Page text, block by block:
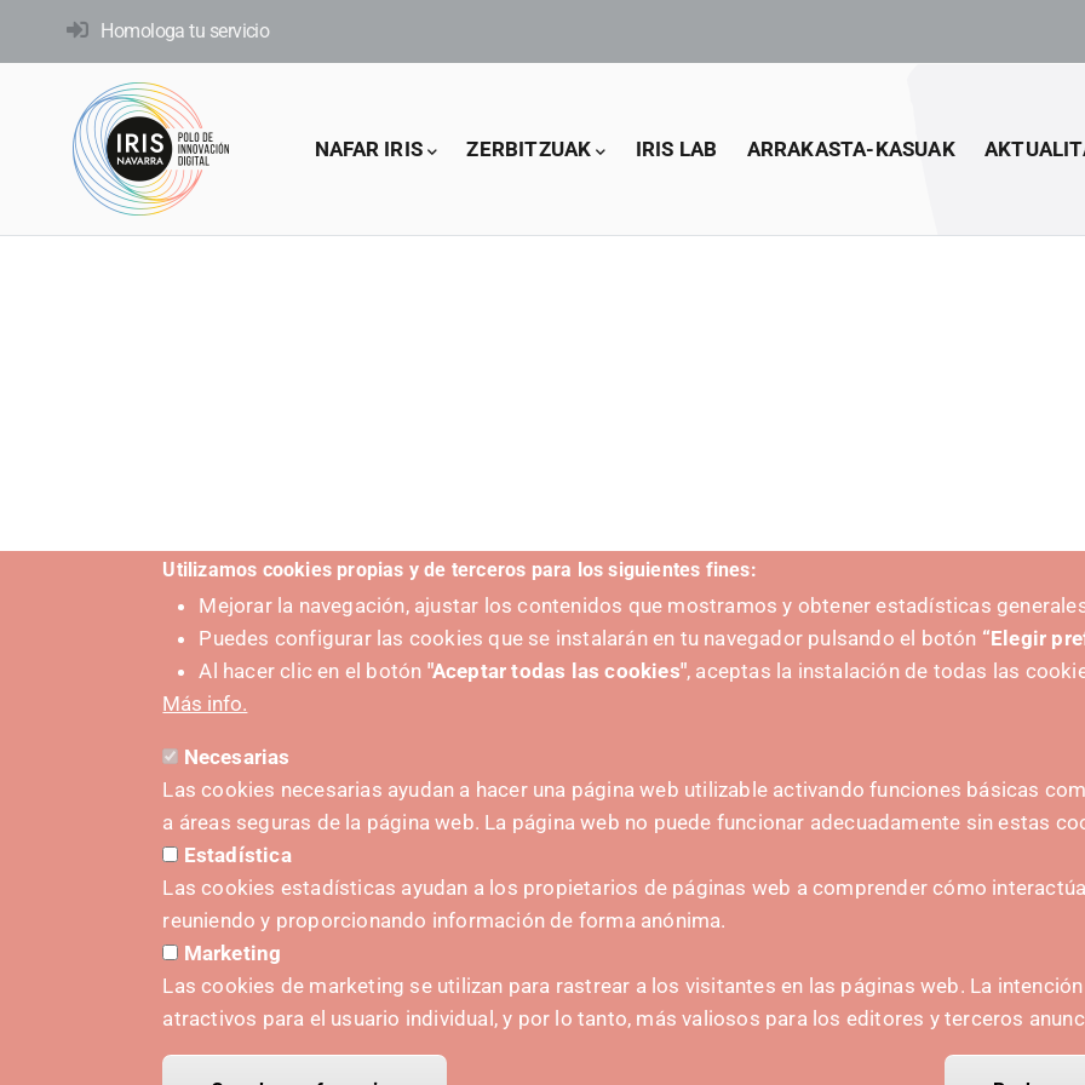
Homologa tu servicio
Main
NAFAR IRIS ZERBITZUAK IRIS LAB ARRAKASTA-KASUAK
SUSTATZAILEA
HARREMANETARAKO
(+34) 628 23 12 32
Prentsa-kita
Utilizamos cookies propias y de terceros para los siguientes fines:
Mejorar la navegación, ajustar los contenidos que mostramos y obtener estadísticas
Puedes configurar las cookies que se instalarán en tu navegador pulsando el botón “Elegir
Al hacer clic en el botón "Aceptar todas las cookies", aceptas la instalación de todas las
Más info.
Necesarias
Las cookies necesarias ayudan a hacer una página web utilizable activando funciones básicas
a áreas seguras de la página web. La página web no puede funcionar adecuadamente sin estas
Estadística
Las cookies estadísticas ayudan a los propietarios de páginas web a comprender cómo
reuniendo y proporcionando información de forma anónima.
Marketing
Las cookies de marketing se utilizan para rastrear a los visitantes en las páginas web. La
atractivos para el usuario individual, y por lo tanto, más valiosos para los editores y terceros